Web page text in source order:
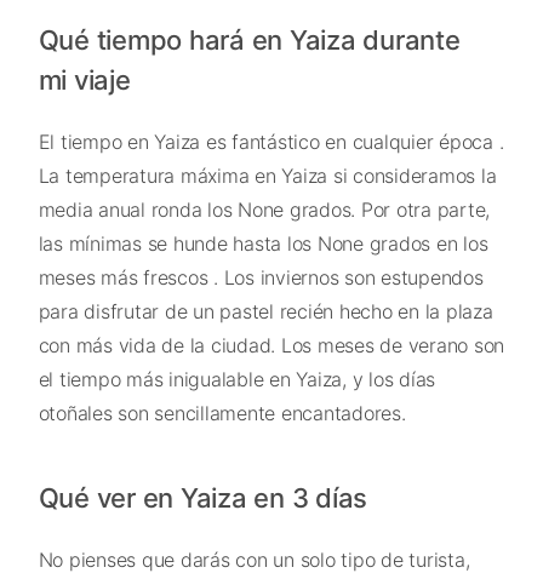
Qué tiempo hará en Yaiza durante
mi viaje
El tiempo en Yaiza es fantástico en cualquier época .
La temperatura máxima en Yaiza si consideramos la
media anual ronda los None grados. Por otra parte,
las mínimas se hunde hasta los None grados en los
meses más frescos . Los inviernos son estupendos
para disfrutar de un pastel recién hecho en la plaza
con más vida de la ciudad. Los meses de verano son
el tiempo más inigualable en Yaiza, y los días
otoñales son sencillamente encantadores.
Qué ver en Yaiza en 3 días
No pienses que darás con un solo tipo de turista,